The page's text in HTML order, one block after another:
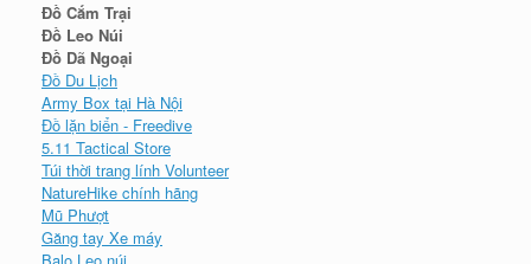
Đồ Cắm Trại
Đồ Leo Núi
Đồ Dã Ngoại
Đồ Du Lịch
Army Box tại Hà Nội
Đồ lặn biển - Freedive
5.11 Tactical Store
Túi thời trang lính Volunteer
NatureHike chính hãng
Mũ Phượt
Găng tay Xe máy